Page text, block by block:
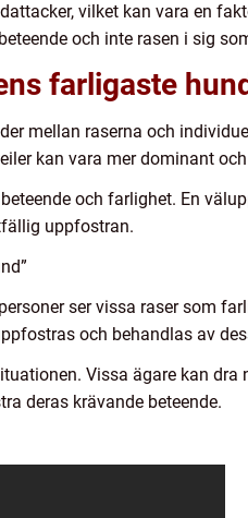
vilket kan vara en
och inte rasen i sig
farligaste
mellan raserna och
kan vara mer dominant
och farlighet. En
uppfostran.
ser vissa raser som
och behandlas av
Vissa ägare kan dra
deras krävande beteende.